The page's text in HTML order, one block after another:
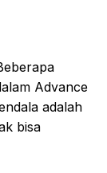
Advance
adalah
bisa